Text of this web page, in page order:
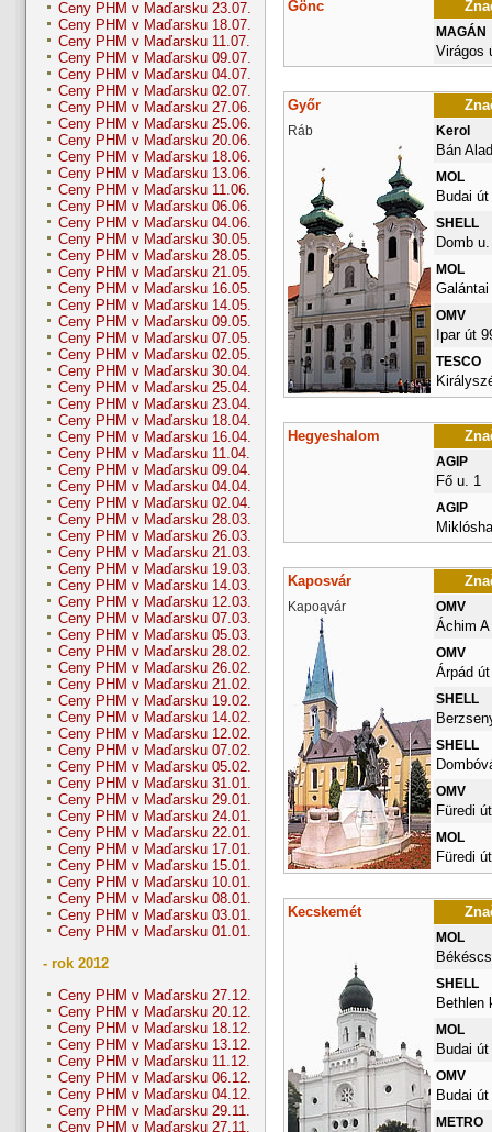
Ceny PHM v Maďarsku 23.07.
Ceny PHM v Maďarsku 18.07.
Ceny PHM v Maďarsku 11.07.
Ceny PHM v Maďarsku 09.07.
Ceny PHM v Maďarsku 04.07.
Ceny PHM v Maďarsku 02.07.
Ceny PHM v Maďarsku 27.06.
Ceny PHM v Maďarsku 25.06.
Ceny PHM v Maďarsku 20.06.
Ceny PHM v Maďarsku 18.06.
Ceny PHM v Maďarsku 13.06.
Ceny PHM v Maďarsku 11.06.
Ceny PHM v Maďarsku 06.06.
Ceny PHM v Maďarsku 04.06.
Ceny PHM v Maďarsku 30.05.
Ceny PHM v Maďarsku 28.05.
Ceny PHM v Maďarsku 21.05.
Ceny PHM v Maďarsku 16.05.
Ceny PHM v Maďarsku 14.05.
Ceny PHM v Maďarsku 09.05.
Ceny PHM v Maďarsku 07.05.
Ceny PHM v Maďarsku 02.05.
Ceny PHM v Maďarsku 30.04.
Ceny PHM v Maďarsku 25.04.
Ceny PHM v Maďarsku 23.04.
Ceny PHM v Maďarsku 18.04.
Ceny PHM v Maďarsku 16.04.
Ceny PHM v Maďarsku 11.04.
Ceny PHM v Maďarsku 09.04.
Ceny PHM v Maďarsku 04.04.
Ceny PHM v Maďarsku 02.04.
Ceny PHM v Maďarsku 28.03.
Ceny PHM v Maďarsku 26.03.
Ceny PHM v Maďarsku 21.03.
Ceny PHM v Maďarsku 19.03.
Ceny PHM v Maďarsku 14.03.
Ceny PHM v Maďarsku 12.03.
Ceny PHM v Maďarsku 07.03.
Ceny PHM v Maďarsku 05.03.
Ceny PHM v Maďarsku 28.02.
Ceny PHM v Maďarsku 26.02.
Ceny PHM v Maďarsku 21.02.
Ceny PHM v Maďarsku 19.02.
Ceny PHM v Maďarsku 14.02.
Ceny PHM v Maďarsku 12.02.
Ceny PHM v Maďarsku 07.02.
Ceny PHM v Maďarsku 05.02.
Ceny PHM v Maďarsku 31.01.
Ceny PHM v Maďarsku 29.01.
Ceny PHM v Maďarsku 24.01.
Ceny PHM v Maďarsku 22.01.
Ceny PHM v Maďarsku 17.01.
Ceny PHM v Maďarsku 15.01.
Ceny PHM v Maďarsku 10.01.
Ceny PHM v Maďarsku 08.01.
Ceny PHM v Maďarsku 03.01.
Ceny PHM v Maďarsku 01.01.
- rok 2012
Ceny PHM v Maďarsku 27.12.
Ceny PHM v Maďarsku 20.12.
Ceny PHM v Maďarsku 18.12.
Ceny PHM v Maďarsku 13.12.
Ceny PHM v Maďarsku 11.12.
Ceny PHM v Maďarsku 06.12.
Ceny PHM v Maďarsku 04.12.
Ceny PHM v Maďarsku 29.11.
Ceny PHM v Maďarsku 27.11.
Gönc
MAGÁN
Virágos
Győr
Ráb Kerol
Bán
MOL
Budai út
SHELL
Domb
MOL
Galántai
OMV
Ipar út
TESCO
Hegyeshalom
AGIP
Fő u. 1
AGIP
Kaposvár
Kapoąvár OMV
Áchim A
OMV
Árpád út
SHELL
SHELL
OMV
Füredi út
MOL
Füredi
Kecskemét
MOL
SHELL
Bethlen
MOL
Budai út
OMV
Budai út
METRO